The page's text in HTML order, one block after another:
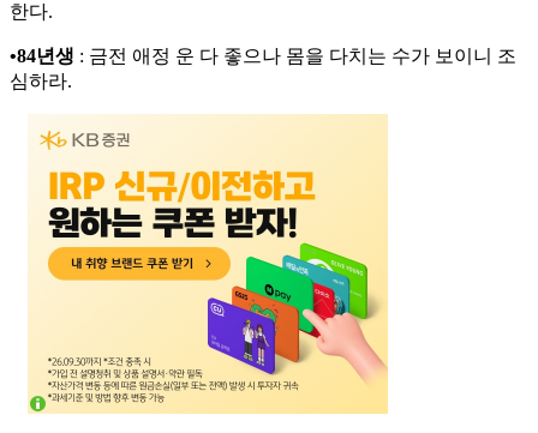
한다.
•84년생 : 금전 애정 운 다 좋으나 몸을 다치는 수가 보이니 조
심하라.